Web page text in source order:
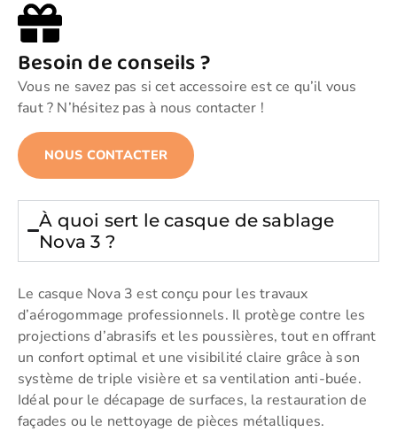
Besoin de conseils ?
Vous ne savez pas si cet accessoire est ce qu’il vous
faut ? N’hésitez pas à nous contacter !
NOUS CONTACTER
À quoi sert le casque de sablage
Nova 3 ?
Le casque Nova 3 est conçu pour les travaux
d’aérogommage professionnels. Il protège contre les
projections d’abrasifs et les poussières, tout en offrant
un confort optimal et une visibilité claire grâce à son
système de triple visière et sa ventilation anti-buée.
Idéal pour le décapage de surfaces, la restauration de
façades ou le nettoyage de pièces métalliques.